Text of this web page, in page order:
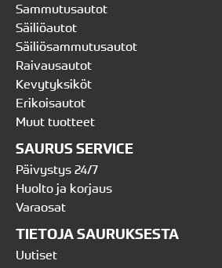
Sammutusautot
Säiliöautot
Säiliösammutusautot
Raivausautot
Kevytyksiköt
Erikoisautot
Muut tuotteet
SAURUS SERVICE
Päivystys 24/7
Huolto ja korjaus
Varaosat
TIETOJA SAURUKSESTA
Uutiset